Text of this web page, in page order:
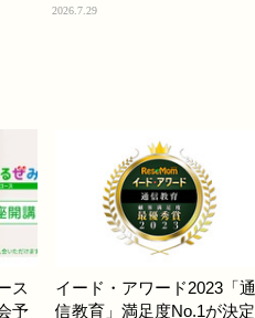
2026.7.29
ス
予
イード・アワード2023「通
信教育」満足度No.1が決定